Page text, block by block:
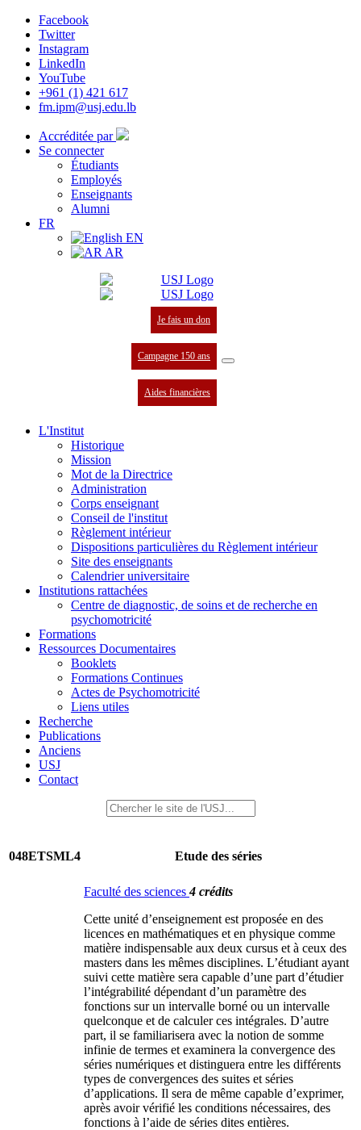
Facebook
Twitter
Instagram
LinkedIn
YouTube
+961 (1) 421 617
fm.ipm@usj.edu.lb
Accréditée par
Se connecter
Étudiants
Employés
Enseignants
Alumni
FR
EN
AR
Je fais un don
Campagne 150 ans
Aides financières
L'Institut
Historique
Mission
Mot de la Directrice
Administration
Corps enseignant
Conseil de l'institut
Règlement intérieur
Dispositions particulières du Règlement intérieur
Site des enseignants
Calendrier universitaire
Institutions rattachées
Centre de diagnostic, de soins et de recherche en
psychomotricité
Formations
Ressources Documentaires
Booklets
Formations Continues
Actes de Psychomotricité
Liens utiles
Recherche
Publications
Anciens
USJ
Contact
048ETSML4 Etude des séries
Faculté des sciences4 crédits
Cette unité d’enseignement est proposée en des
licences en mathématiques et en physique comme
matière indispensable aux deux cursus et à ceux des
masters dans les mêmes disciplines. L’étudiant ayant
suivi cette matière sera capable d’une part d’étudier
l’intégrabilité dépendant d’un paramètre des
fonctions sur un intervalle borné ou un intervalle
quelconque et de calculer ces intégrales. D’autre
part, il se familiarisera avec la notion de somme
infinie de termes et examinera la convergence des
séries numériques et distinguera entre les différents
types de convergences des suites et séries
d’applications. Il sera de même capable d’exprimer,
après avoir vérifié les conditions nécessaires, des
fonctions à l’aide de séries dites entières.